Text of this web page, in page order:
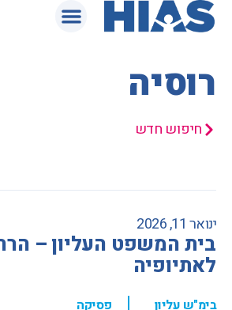
רוסיה
חיפוש חדש
ינואר 11, 2026
בית המשפט העליון –
לאתיופיה
בימ"ש עליון , פסיקה